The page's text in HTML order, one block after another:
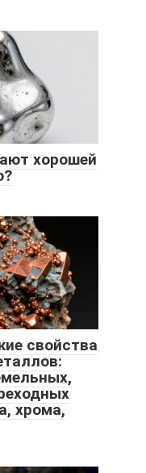
хорошей
свойства
хрома,